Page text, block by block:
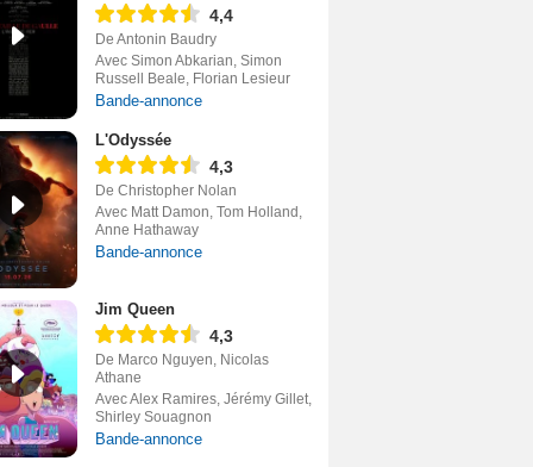
4,4
De Antonin Baudry
Avec Simon Abkarian, Simon
Russell Beale, Florian Lesieur
Bande-annonce
L'Odyssée
4,3
De Christopher Nolan
Avec Matt Damon, Tom Holland,
Anne Hathaway
Bande-annonce
Jim Queen
4,3
De Marco Nguyen, Nicolas
Athane
Avec Alex Ramires, Jérémy Gillet,
Shirley Souagnon
Bande-annonce